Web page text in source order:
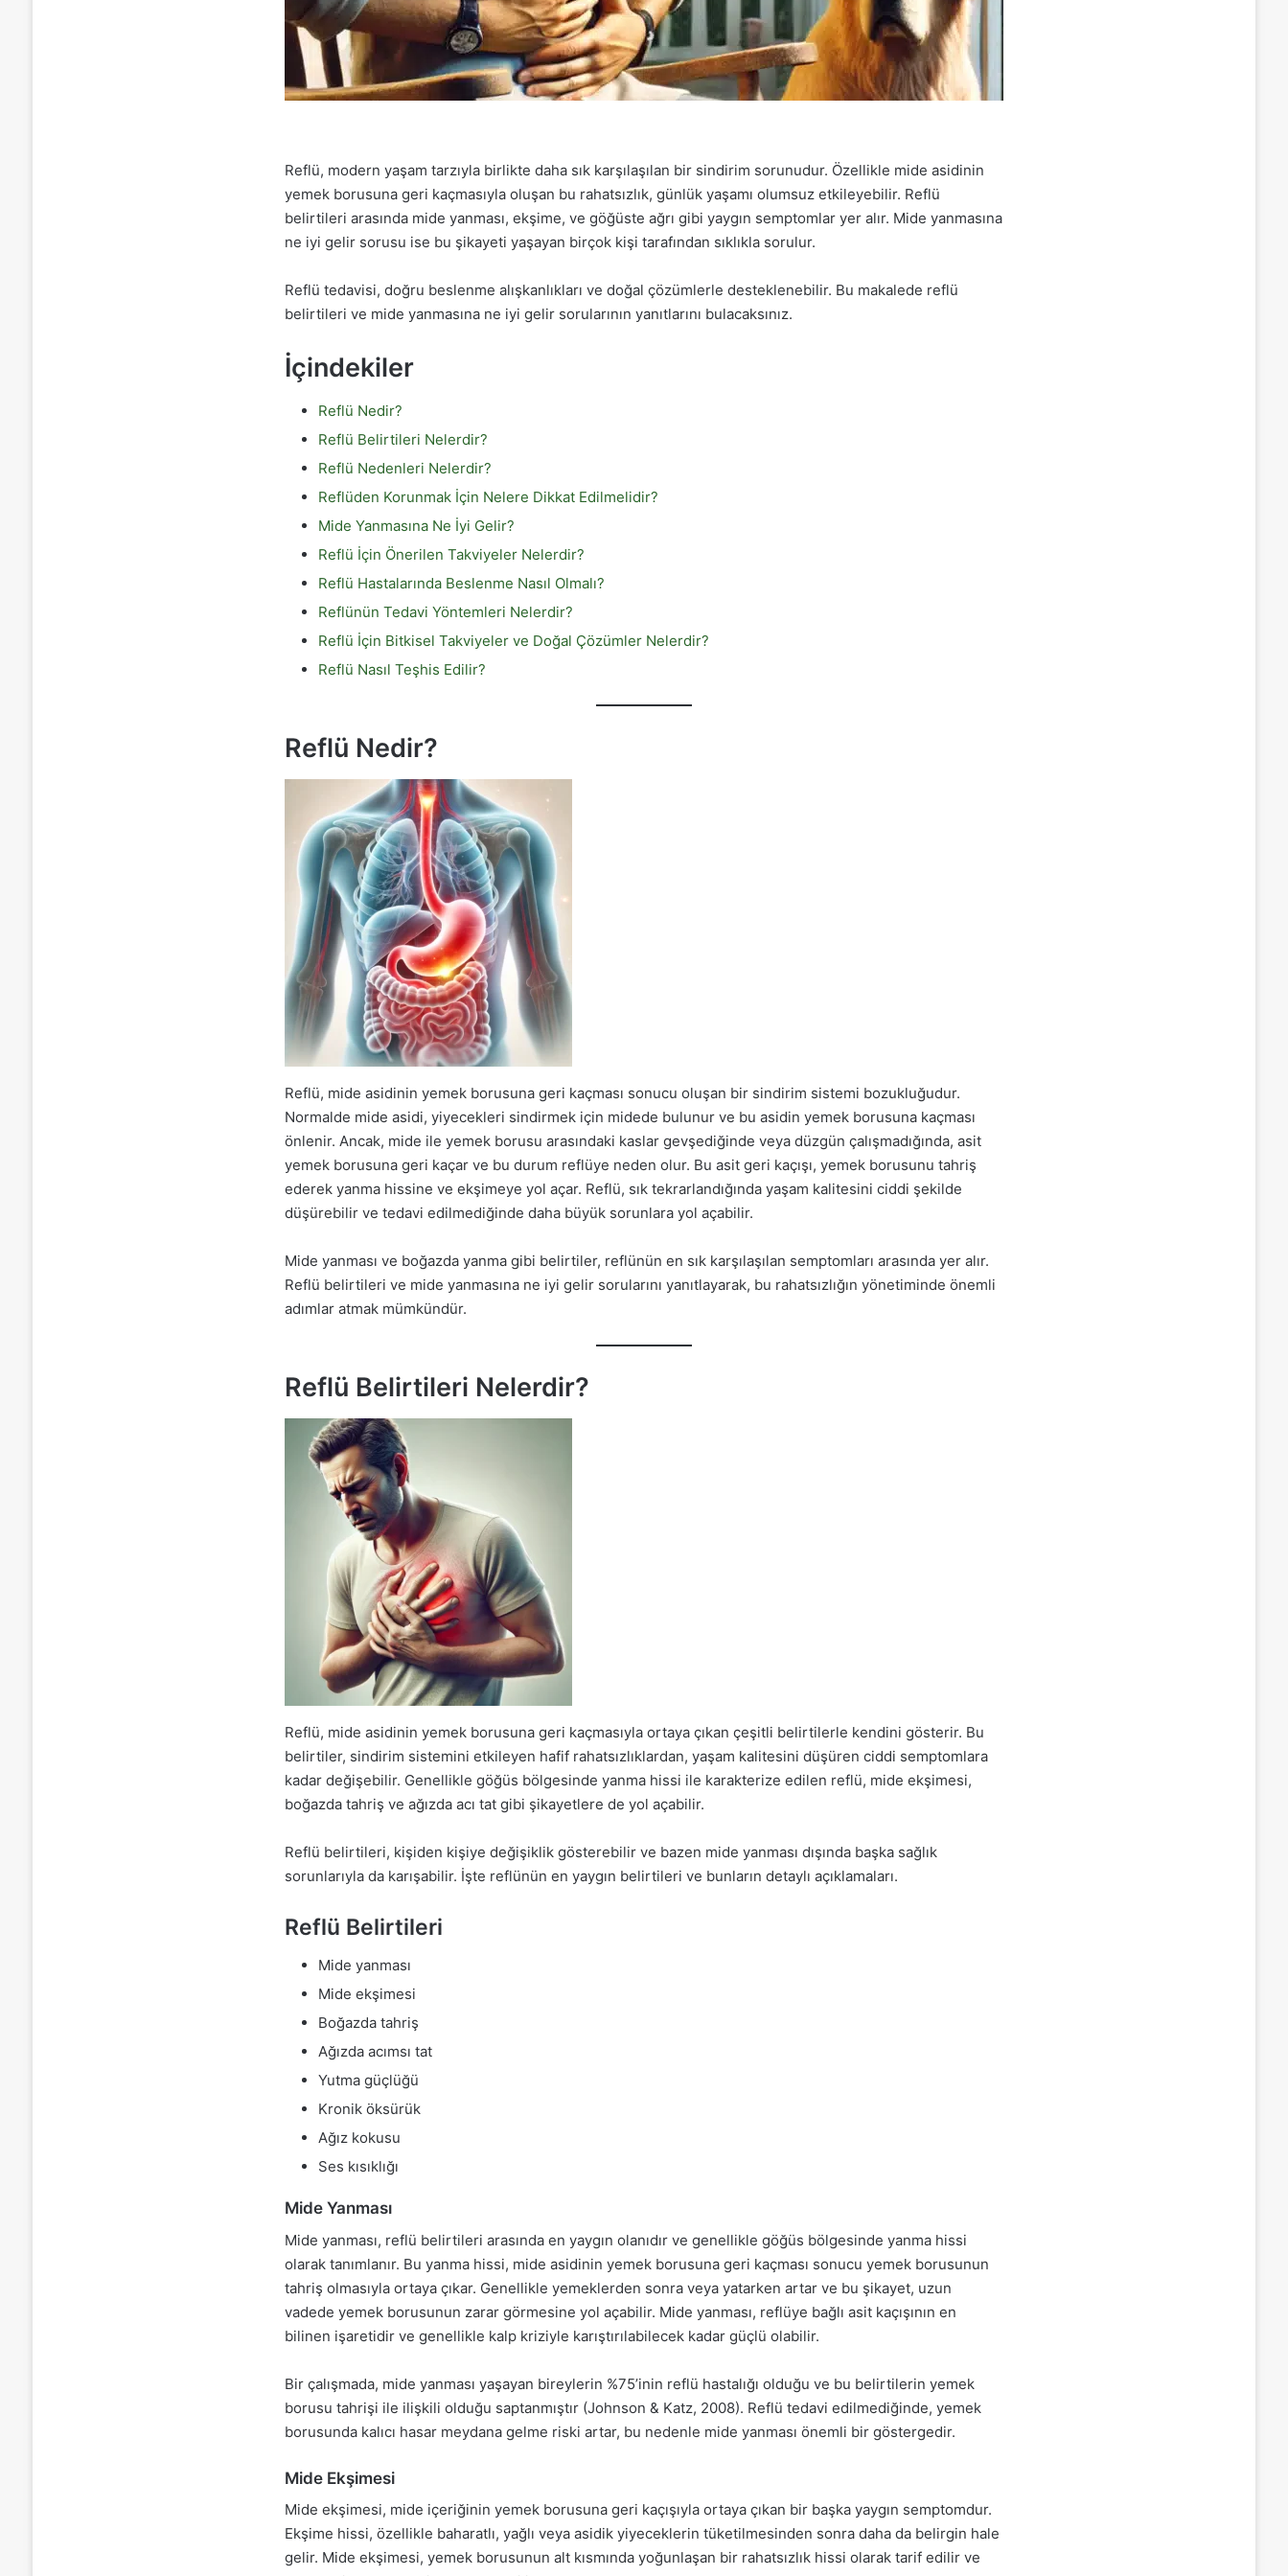
Reflü, modern yaşam tarzıyla birlikte daha sık karşılaşılan bir sindirim sorunudur. Özellikle mide asidinin
yemek borusuna geri kaçmasıyla oluşan bu rahatsızlık, günlük yaşamı olumsuz etkileyebilir. Reflü
belirtileri arasında mide yanması, ekşime, ve göğüste ağrı gibi yaygın semptomlar yer alır. Mide yanmasına
ne iyi gelir sorusu ise bu şikayeti yaşayan birçok kişi tarafından sıklıkla sorulur.
Reflü tedavisi, doğru beslenme alışkanlıkları ve doğal çözümlerle desteklenebilir. Bu makalede reflü
belirtileri ve mide yanmasına ne iyi gelir sorularının yanıtlarını bulacaksınız.
İçindekiler
Reflü Nedir?
Reflü Belirtileri Nelerdir?
Reflü Nedenleri Nelerdir?
Reflüden Korunmak İçin Nelere Dikkat Edilmelidir?
Mide Yanmasına Ne İyi Gelir?
Reflü İçin Önerilen Takviyeler Nelerdir?
Reflü Hastalarında Beslenme Nasıl Olmalı?
Reflünün Tedavi Yöntemleri Nelerdir?
Reflü İçin Bitkisel Takviyeler ve Doğal Çözümler Nelerdir?
Reflü Nasıl Teşhis Edilir?
Reflü Nedir?
Reflü, mide asidinin yemek borusuna geri kaçması sonucu oluşan bir sindirim sistemi bozukluğudur.
Normalde mide asidi, yiyecekleri sindirmek için midede bulunur ve bu asidin yemek borusuna kaçması
önlenir. Ancak, mide ile yemek borusu arasındaki kaslar gevşediğinde veya düzgün çalışmadığında, asit
yemek borusuna geri kaçar ve bu durum reflüye neden olur. Bu asit geri kaçışı, yemek borusunu tahriş
ederek yanma hissine ve ekşimeye yol açar. Reflü, sık tekrarlandığında yaşam kalitesini ciddi şekilde
düşürebilir ve tedavi edilmediğinde daha büyük sorunlara yol açabilir.
Mide yanması ve boğazda yanma gibi belirtiler, reflünün en sık karşılaşılan semptomları arasında yer alır.
Reflü belirtileri ve mide yanmasına ne iyi gelir sorularını yanıtlayarak, bu rahatsızlığın yönetiminde önemli
adımlar atmak mümkündür.
Reflü Belirtileri Nelerdir?
Reflü, mide asidinin yemek borusuna geri kaçmasıyla ortaya çıkan çeşitli belirtilerle kendini gösterir. Bu
belirtiler, sindirim sistemini etkileyen hafif rahatsızlıklardan, yaşam kalitesini düşüren ciddi semptomlara
kadar değişebilir. Genellikle göğüs bölgesinde yanma hissi ile karakterize edilen reflü, mide ekşimesi,
boğazda tahriş ve ağızda acı tat gibi şikayetlere de yol açabilir.
Reflü belirtileri, kişiden kişiye değişiklik gösterebilir ve bazen mide yanması dışında başka sağlık
sorunlarıyla da karışabilir. İşte reflünün en yaygın belirtileri ve bunların detaylı açıklamaları.
Reflü Belirtileri
Mide yanması
Mide ekşimesi
Boğazda tahriş
Ağızda acımsı tat
Yutma güçlüğü
Kronik öksürük
Ağız kokusu
Ses kısıklığı
Mide Yanması
Mide yanması, reflü belirtileri arasında en yaygın olanıdır ve genellikle göğüs bölgesinde yanma hissi
olarak tanımlanır. Bu yanma hissi, mide asidinin yemek borusuna geri kaçması sonucu yemek borusunun
tahriş olmasıyla ortaya çıkar. Genellikle yemeklerden sonra veya yatarken artar ve bu şikayet, uzun
vadede yemek borusunun zarar görmesine yol açabilir. Mide yanması, reflüye bağlı asit kaçışının en
bilinen işaretidir ve genellikle kalp kriziyle karıştırılabilecek kadar güçlü olabilir.
Bir çalışmada, mide yanması yaşayan bireylerin %75’inin reflü hastalığı olduğu ve bu belirtilerin yemek
borusu tahrişi ile ilişkili olduğu saptanmıştır (Johnson & Katz, 2008). Reflü tedavi edilmediğinde, yemek
borusunda kalıcı hasar meydana gelme riski artar, bu nedenle mide yanması önemli bir göstergedir.
Mide Ekşimesi
Mide ekşimesi, mide içeriğinin yemek borusuna geri kaçışıyla ortaya çıkan bir başka yaygın semptomdur.
Ekşime hissi, özellikle baharatlı, yağlı veya asidik yiyeceklerin tüketilmesinden sonra daha da belirgin hale
gelir. Mide ekşimesi, yemek borusunun alt kısmında yoğunlaşan bir rahatsızlık hissi olarak tarif edilir ve